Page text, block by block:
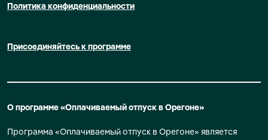
О программе «Оплачиваемый отпуск в Орегоне»
Программа «Оплачиваемый отпуск в Орегоне» является
Политика конфиденциальности
Присоединяйтесь к программе